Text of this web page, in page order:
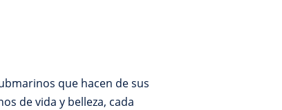
que hacen de sus
de vida y belleza, cada